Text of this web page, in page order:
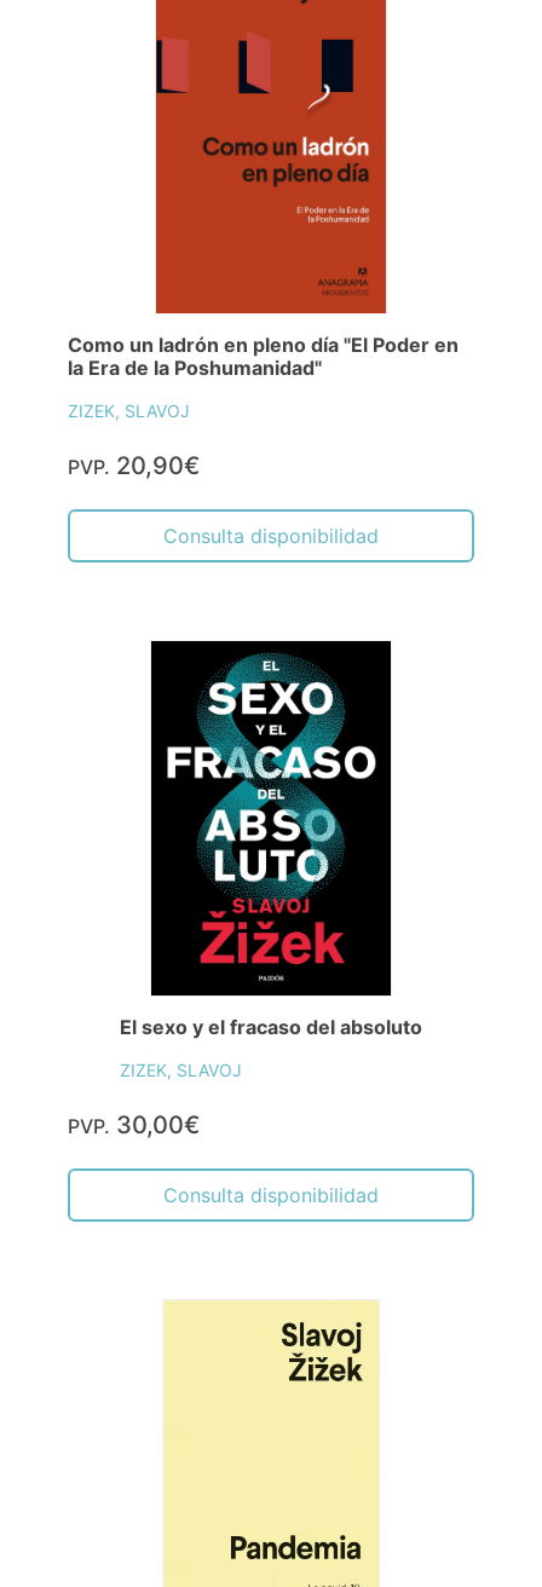
Como un ladrón en pleno día "El Poder en
la Era de la Poshumanidad"
ZIZEK, SLAVOJ
PVP. 20,90€
Consulta disponibilidad
El sexo y el fracaso del absoluto
ZIZEK, SLAVOJ
PVP. 30,00€
Consulta disponibilidad